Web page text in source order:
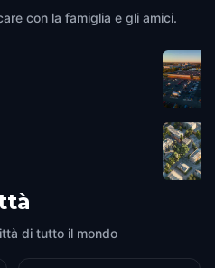
con la famiglia e gli amici.
di tutto il mondo